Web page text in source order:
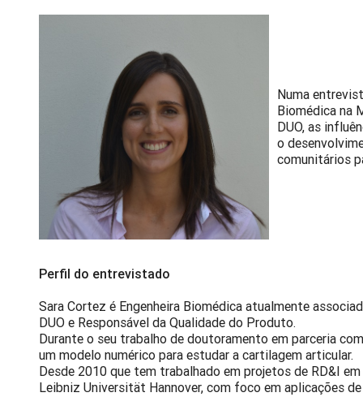
Numa
Biomédica na
DUO, as
o
comunitários
Perfil do entrevistado
Sara Cortez é Engenheira Biomédica atualmente
DUO e Responsável da Qualidade do Produto.
Durante o seu trabalho de doutoramento em parceria
um modelo numérico para estudar a cartilagem articular.
Desde 2010 que tem trabalhado em projetos de RD&I
Leibniz Universität Hannover, com foco em aplicações